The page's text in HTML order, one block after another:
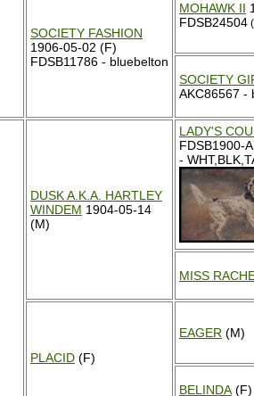
SOCIETY FASHION
1906-05-02 (F)
FDSB11786 - bluebelton
MOHAWK II
FDSB24504
SOCIETY
AKC86567 -
DUSK A.K.A. HARTLEY
WINDEM 1904-05-14
(M)
LADY'S
FDSB1900-
-
MISS
PLACID (F)
EAGER (M)
BELINDA (F)